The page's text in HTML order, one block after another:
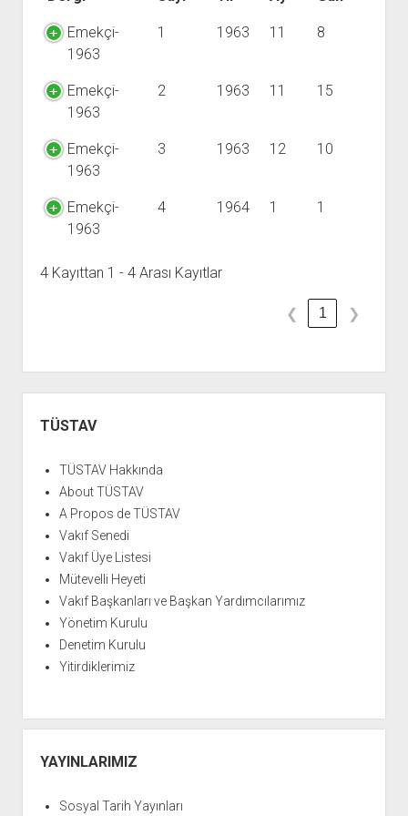
aç
YURTDIŞI KİTAPLIĞI
ATTF KİTAPLIĞI
TDF KİTAPLIĞI
Emekçi-
1963
1 1963 11 8
Emekçi-
1963
2 1963 11 15
Emekçi-
1963
3 1963 12 10
Emekçi-
1963
4 1964 1 1
4 Kayıttan 1 - 4 Arası Kayıtlar
❮ 1 ❯
Menü
TÜSTAV
TÜSTAV Hakkında
About TÜSTAV
A Propos de TÜSTAV
Vakıf Senedi
Vakıf Üye Listesi
Mütevelli Heyeti
Vakıf Başkanları ve Başkan Yardımcılarımız
Yönetim Kurulu
Denetim Kurulu
Yitirdiklerimiz
YAYINLARIMIZ
Sosyal Tarih Yayınları